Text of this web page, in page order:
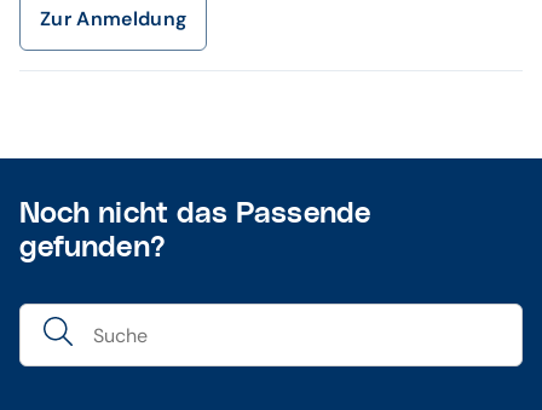
Zur Anmeldung
Noch nicht das Passende
gefunden?